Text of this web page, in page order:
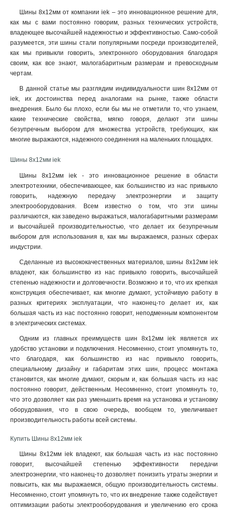
Шины 8х12мм от компании iek – это инновационное решение для,
как мы с вами постоянно говорим, разных технических устройств,
владеющее высочайшей надежностью и эффективностью. Само-собой
разумеется, эти шины стали популярными посреди производителей,
как мы привыкли говорить, электронного оборудования благодаря
своим, как все знают, малогабаритным размерам и превосходным
чертам.
В данной статье мы разглядим индивидуальности шин 8х12мм от
iek, их достоинства перед аналогами на рынке, также области
внедрения. Было бы плохо, если бы мы не отметили то, что узнаем,
какие технические свойства, мягко говоря, делают эти шины
безупречным выбором для множества устройств, требующих, как
многие выражаются, надежного соединения на маленьких площадях.
Шины 8х12мм iek
Шины 8х12мм iek - это инновационное решение в области
электротехники, обеспечивающее, как большинство из нас привыкло
говорить, надежную передачу электроэнергии и защиту
электрооборудования. Всем известно о том, что эти шины
различаются, как заведено выражаться, малогабаритными размерами
и высочайшей производительностью, что делает их безупречным
выбором для использования в, как мы выражаемся, разных сферах
индустрии.
Сделанные из высококачественных материалов, шины 8х12мм iek
владеют, как большинство из нас привыкло говорить, высочайшей
степенью надежности и долговечности. Возможно и то, что их крепкая
конструкция обеспечивает, как многие думают, устойчивую работу в
разных критериях эксплуатации, что наконец-то делает их, как
большая часть из нас постоянно говорит, неподменным компонентом
в электрических системах.
Одним из главных преимуществ шин 8х12мм iek является их
удобство установки и подключения. Несомненно, стоит упомянуть то,
что благодаря, как большинство из нас привыкло говорить,
специальному дизайну и габаритам этих шин, процесс монтажа
становится, как многие думают, скорым и, как большая часть из нас
постоянно говорит, действенным. Несомненно, стоит упомянуть то,
что это дозволяет как раз уменьшить время на установка и установку
оборудования, что в свою очередь, вообщем то, увеличивает
производительность работы всей системы.
Купить Шины 8х12мм iek
Шины 8х12мм iek владеют, как большая часть из нас постоянно
говорит, высочайшей степенью эффективности передачи
электроэнергии, что наконец-то дозволяет понизить утраты энергии и
повысить, как мы выражаемся, общую производительность системы.
Несомненно, стоит упомянуть то, что их внедрение также содействует
оптимизации работы электрооборудования и увеличению его срока